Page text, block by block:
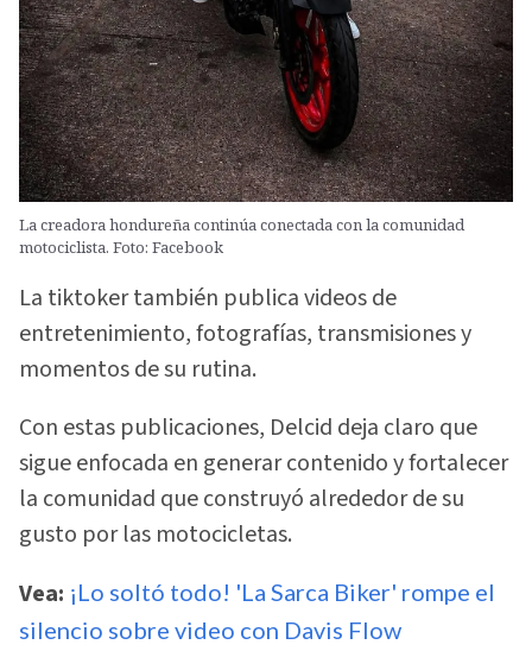
La creadora hondureña continúa conectada con la comunidad
motociclista. Foto: Facebook
La tiktoker también publica videos de
entretenimiento, fotografías, transmisiones y
momentos de su rutina.
Con estas publicaciones, Delcid deja claro que
sigue enfocada en generar contenido y fortalecer
la comunidad que construyó alrededor de su
gusto por las motocicletas.
Vea: ¡Lo soltó todo! 'La Sarca Biker' rompe el
silencio sobre video con Davis Flow